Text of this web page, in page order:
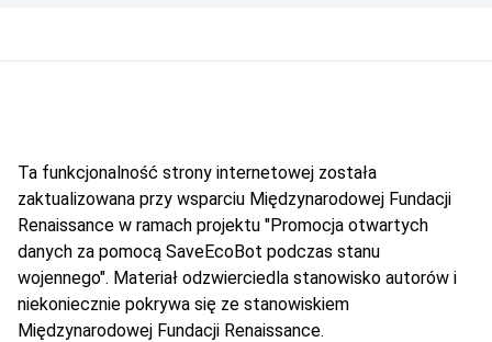
Ta funkcjonalność strony internetowej została
zaktualizowana przy wsparciu Międzynarodowej Fundacji
Renaissance w ramach projektu "Promocja otwartych
danych za pomocą SaveEcoBot podczas stanu
wojennego". Materiał odzwierciedla stanowisko autorów i
niekoniecznie pokrywa się ze stanowiskiem
Międzynarodowej Fundacji Renaissance.